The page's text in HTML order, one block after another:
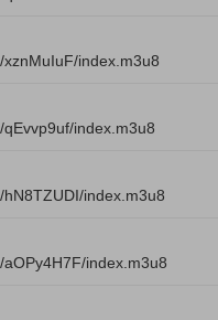
index.m3u8
index.m3u8
index.m3u8
index.m3u8